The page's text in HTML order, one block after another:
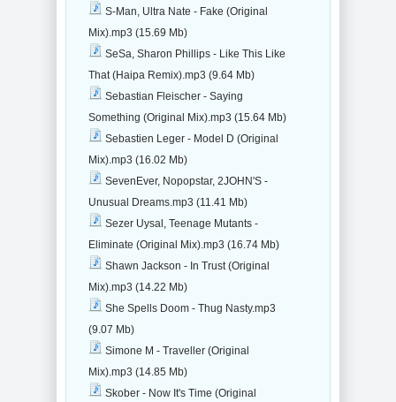
S-Man, Ultra Nate - Fake (Original
Mix).mp3 (15.69 Mb)
SeSa, Sharon Phillips - Like This Like
That (Haipa Remix).mp3 (9.64 Mb)
Sebastian Fleischer - Saying
Something (Original Mix).mp3 (15.64 Mb)
Sebastien Leger - Model D (Original
Mix).mp3 (16.02 Mb)
SevenEver, Nopopstar, 2JOHN'S -
Unusual Dreams.mp3 (11.41 Mb)
Sezer Uysal, Teenage Mutants -
Eliminate (Original Mix).mp3 (16.74 Mb)
Shawn Jackson - In Trust (Original
Mix).mp3 (14.22 Mb)
She Spells Doom - Thug Nasty.mp3
(9.07 Mb)
Simone M - Traveller (Original
Mix).mp3 (14.85 Mb)
Skober - Now It's Time (Original